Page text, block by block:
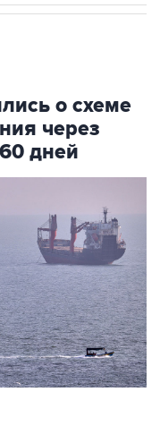
о схеме
через
дней
- Иран и Оман